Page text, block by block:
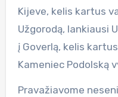
Kijeve, kelis kartus
Užgorodą, lankiausi
į Goverlą, kelis
Kameniec Podolską
Pravažiavome